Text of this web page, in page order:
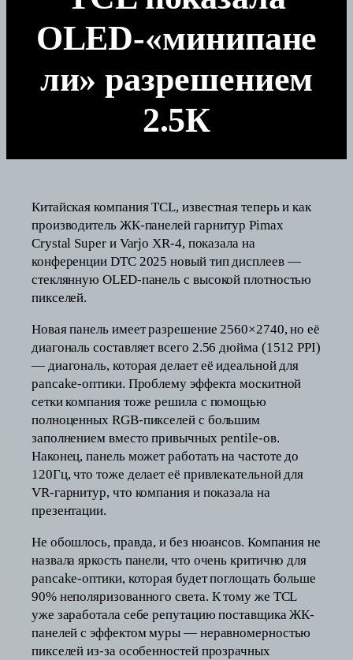
OLED-«минипане
ли» разрешением
2.5К
Китайская компания TCL, известная теперь и как
производитель ЖК-панелей гарнитур Pimax
Crystal Super и Varjo XR-4, показала на
конференции DTC 2025 новый тип дисплеев —
стеклянную OLED-панель с высокой плотностью
пикселей.
Новая панель имеет разрешение 2560×2740, но её
диагональ составляет всего 2.56 дюйма (1512 PPI)
— диагональ, которая делает её идеальной для
pancake-оптики. Проблему эффекта москитной
сетки компания тоже решила с помощью
полноценных RGB-пикселей с большим
заполнением вместо привычных pentile-ов.
Наконец, панель может работать на частоте до
120Гц, что тоже делает её привлекательной для
VR-гарнитур, что компания и показала на
презентации.
Не обошлось, правда, и без нюансов. Компания не
назвала яркость панели, что очень критично для
pancake-оптики, которая будет поглощать больше
90% неполяризованного света. К тому же TCL
уже заработала себе репутацию поставщика ЖК-
панелей с эффектом муры — неравномерностью
пикселей из-за особенностей прозрачных